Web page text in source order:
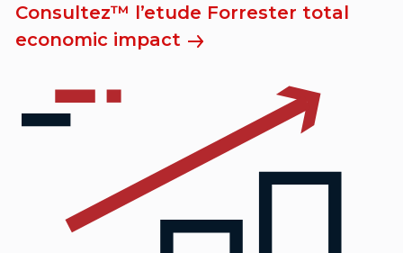
Consultez™ l’etude Forrester total
economic impact